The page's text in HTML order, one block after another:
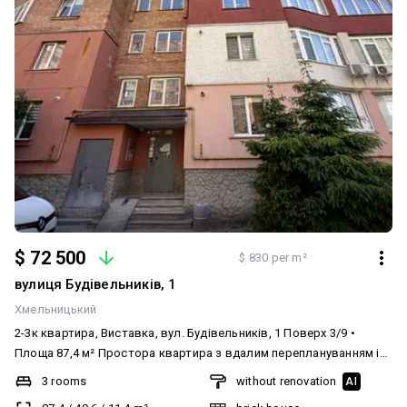
$ 72 500 $ 830 per m²
вулиця Будівельників, 1
Хмельницький
2-3к квартира, Виставка, вул. Будівельників, 1 Поверх 3/9 •
Площа 87,4 м² Простора квартира з вдалим переплануванням із
3-кімнатної у комфортну 2-кімнатну, при цьому за потреби легко
3 rooms
without renovation AI